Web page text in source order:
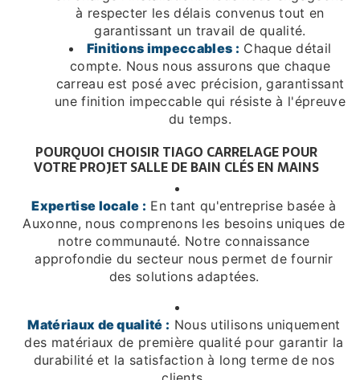
à respecter les délais convenus tout en
garantissant un travail de qualité.
Finitions impeccables : Chaque détail
compte. Nous nous assurons que chaque
carreau est posé avec précision, garantissant
une finition impeccable qui résiste à l'épreuve
du temps.
POURQUOI CHOISIR TIAGO CARRELAGE POUR
VOTRE PROJET SALLE DE BAIN CLÉS EN MAINS
Expertise locale : En tant qu'entreprise basée à
Auxonne, nous comprenons les besoins uniques de
notre communauté. Notre connaissance
approfondie du secteur nous permet de fournir
des solutions adaptées.
Matériaux de qualité : Nous utilisons uniquement
des matériaux de première qualité pour garantir la
durabilité et la satisfaction à long terme de nos